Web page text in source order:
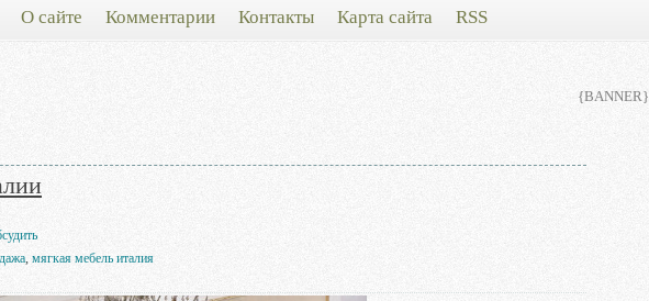
О сайте Комментарии Контакты Карта сайта RSS
{BANNER}
, мягкая мебель италия